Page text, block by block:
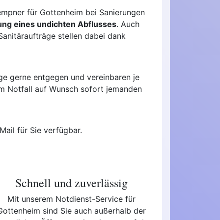
für Gottenheim bei Sanierungen
eines undichten Abflusses. Auch
stellen dabei dank
gerne entgegen und vereinbaren je
Notfall auf Wunsch sofort jemanden
für Sie verfügbar.
Schnell und zuverlässig
Mit unserem Notdienst-Service für
sind Sie auch außerhalb der